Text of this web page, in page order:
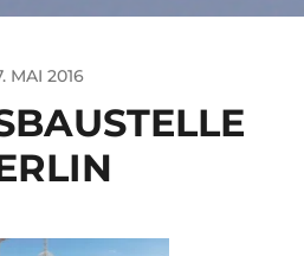
MAI 2016
B